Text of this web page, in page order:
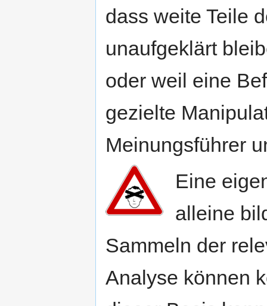
dass weite Teile
unaufgeklärt
oder weil eine
gezielte
Meinungsführer
Eine
alleine
Sammeln der
Analyse können